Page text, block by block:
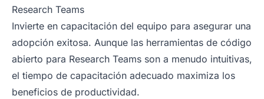
Research Teams
Invierte en capacitación del equipo para asegurar una
adopción exitosa. Aunque las herramientas de código
abierto para Research Teams son a menudo intuitivas,
el tiempo de capacitación adecuado maximiza los
beneficios de productividad.